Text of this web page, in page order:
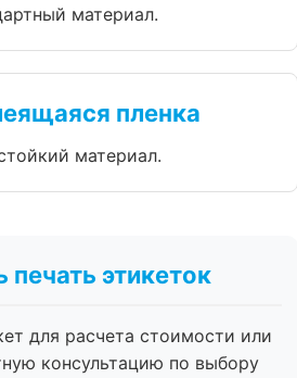
материал.
пленка
материал.
печать этикеток
для расчета стоимости или
консультацию по выбору